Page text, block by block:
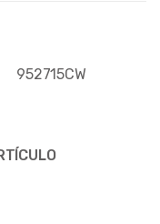
952715CW